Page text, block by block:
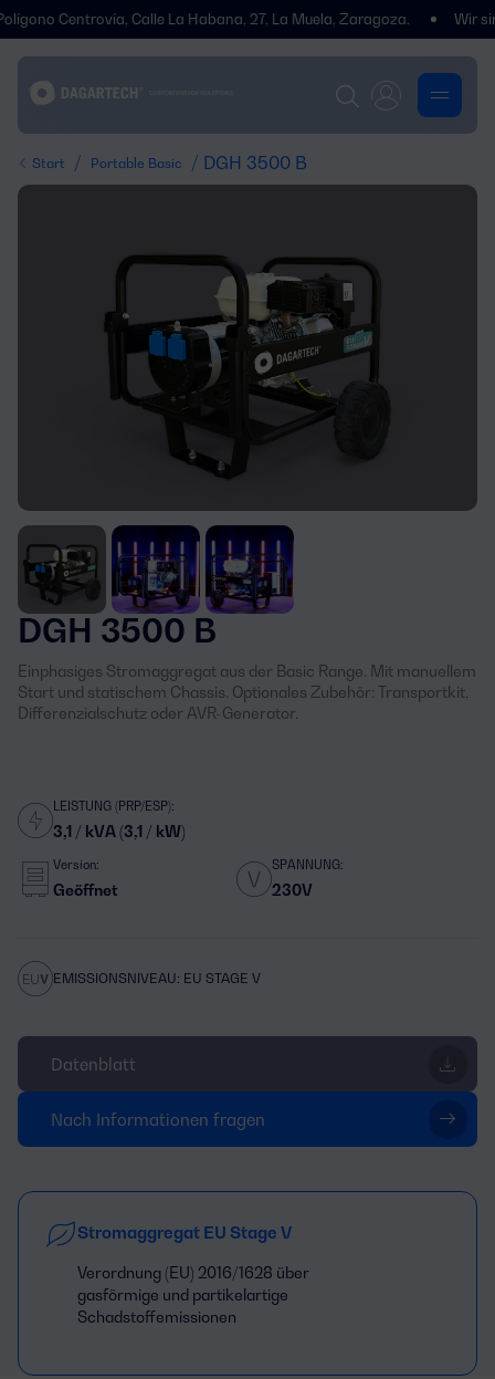
Centrovía, Calle La Habana, 27, La Muela, Zaragoza. Wir sind
Start / Portable Basic / DGH 3500 B
DGH 3500 B
Einphasiges Stromaggregat aus der Basic Range. Mit manuellem
Start und statischem Chassis. Optionales Zubehör: Transportkit,
Differenzialschutz oder AVR-Generator.
LEISTUNG (PRP/ESP):
3,1 / kVA (3,1 / kW)
Version:
Geöffnet
SPANNUNG:
230V
EMISSIONSNIVEAU: EU STAGE V
Datenblatt
Nach Informationen fragen
Stromaggregat EU Stage V
Verordnung (EU) 2016/1628 über
gasförmige und partikelartige
Schadstoffemissionen